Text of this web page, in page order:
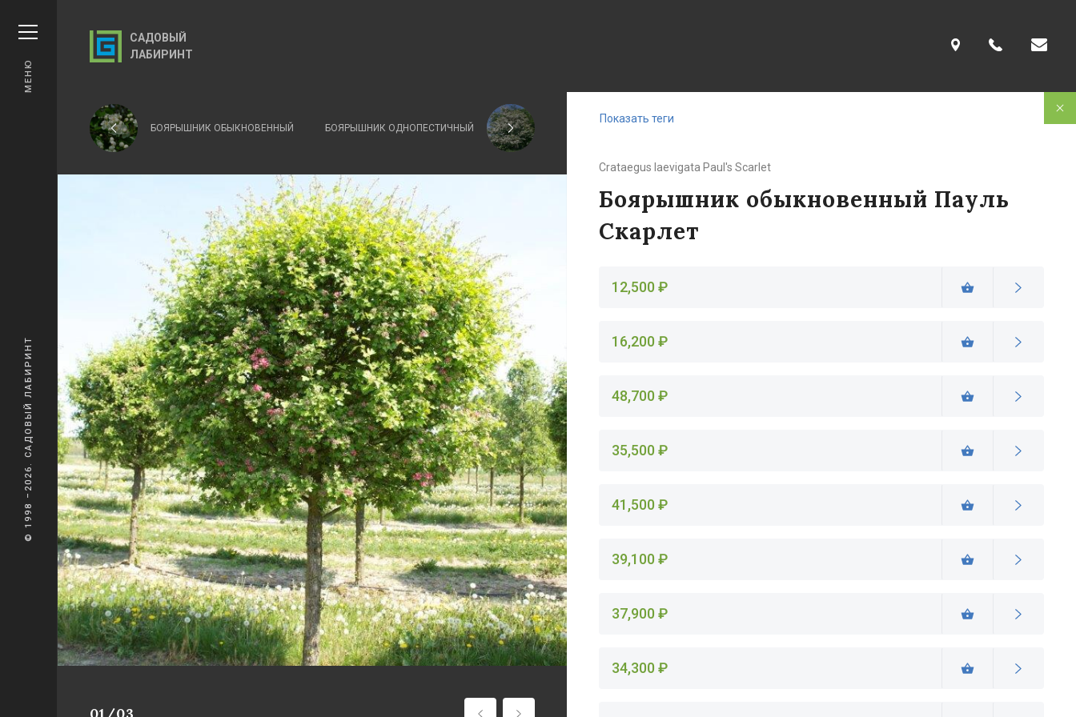
САДОВЫЙ
ЛАБИРИНТ
БОЯРЫШНИК ОБЫКНОВЕННЫЙ БОЯРЫШНИК ОДНОПЕСТИЧНЫЙ
Показать теги
Crataegus laevigata Paul's Scarlet
Боярышник обыкновенный Пауль
Скарлет
12,500 ₽
16,200 ₽
48,700 ₽
35,500 ₽
41,500 ₽
39,100 ₽
37,900 ₽
34,300 ₽
© 1998 –2026. САДОВЫЙ ЛАБИРИНТ
МЕНЮ